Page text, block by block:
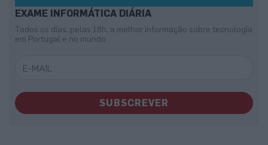
EXAME INFORMÁTICA DIÁRIA
Todos os dias, pelas 18h, a melhor informação sobre tecnologia
em Portugal e no mundo
SUBSCREVER